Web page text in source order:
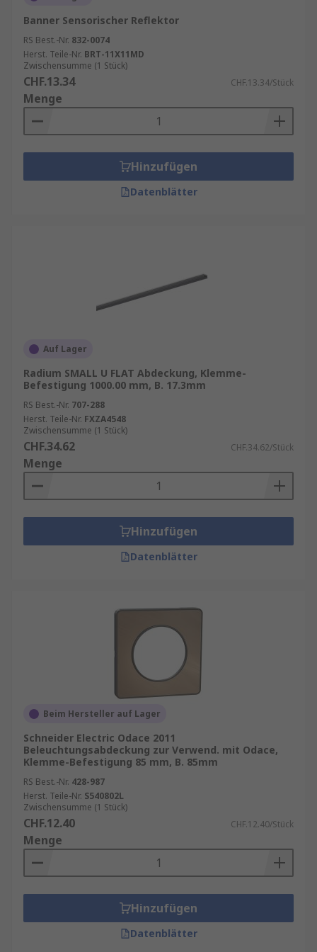
Banner Sensorischer Reflektor
RS Best.-Nr. 832-0074
Herst. Teile-Nr. BRT-11X11MD
Zwischensumme (1 Stück)
CHF.13.34 CHF.13.34/Stück
Menge
Hinzufügen
Datenblätter
Auf Lager
Radium SMALL U FLAT Abdeckung, Klemme-
Befestigung 1000.00 mm, B. 17.3mm
RS Best.-Nr. 707-288
Herst. Teile-Nr. FXZA4548
Zwischensumme (1 Stück)
CHF.34.62 CHF.34.62/Stück
Menge
Hinzufügen
Datenblätter
Beim Hersteller auf Lager
Schneider Electric Odace 2011
Beleuchtungsabdeckung zur Verwend. mit Odace,
Klemme-Befestigung 85 mm, B. 85mm
RS Best.-Nr. 428-987
Herst. Teile-Nr. S540802L
Zwischensumme (1 Stück)
CHF.12.40 CHF.12.40/Stück
Menge
Hinzufügen
Datenblätter